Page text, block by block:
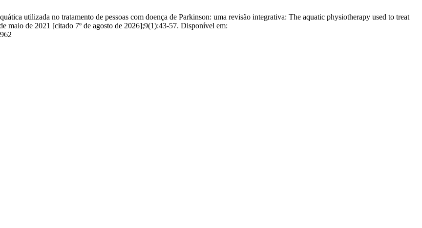
utilizada no tratamento de pessoas com doença de Parkinson: uma revisão integrativa: The aquatic physiotherapy used to treat
maio de 2021 [citado 7º de agosto de 2026];9(1):43-57. Disponível em: